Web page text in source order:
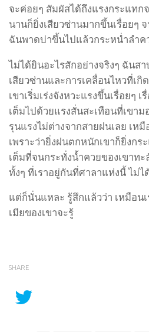
จะค่อยๆ สัมผัสได้ถึงแรงกระแทก
นานก็ยิ่งเสียวซ่านมากขึ้นเรื่อยๆ
ฉันพาดบ่าขึ้นไปแล้วกระหน่ำลำค
ไม่ได้ยินอะไรสักอย่างจริงๆ ฉันส
เสียวซ่านและการเคลื่อนไหวที่เกิ
เขาเริ่มเร่งจังหวะแรงขึ้นเรื่อยๆ
เต็มไปด้วยแรงสั่นสะเทือนที่เขา
รุนแรงไม่ต่างจากสายฝนเลย เห
เพราะว่ายิ่งฝนตกหนักเขาก็ยิ่งกร
เต็มที่จนกระทั่งน้ำควยของเขาทะ
ทั้งๆ ที่เราอยู่กันที่ศาลาแห่งนี้ ไม่
แต่ก็นั่นแหละ รู้สึกแล้วว่า เหมือน
เมียของเขาจะรู้
SHARE